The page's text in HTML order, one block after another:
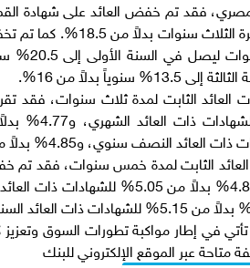
لتصبح 17% سنوياً ثابتة
في إطار مواكبة تطورات السوق
متاحة عبر الموقع الإلكتروني للبنك